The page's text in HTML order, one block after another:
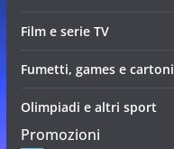
Film e serie TV
Fumetti, games e cartoni
Olimpiadi e altri sport
Promozioni